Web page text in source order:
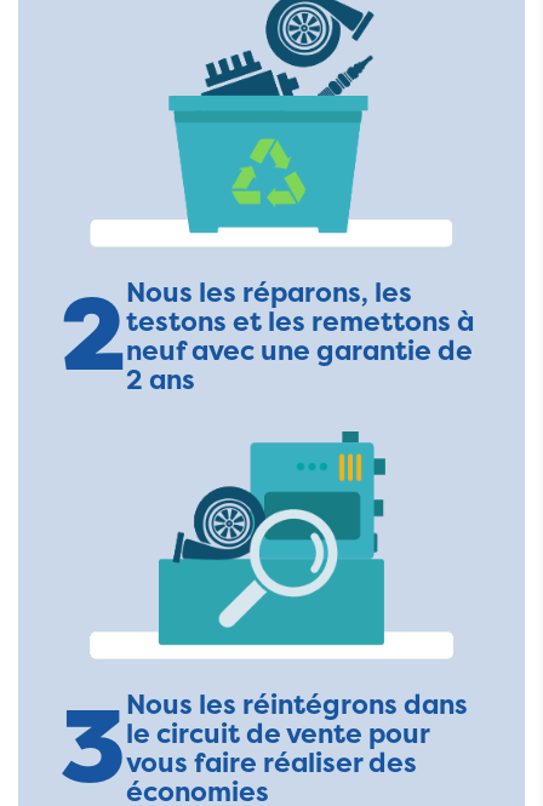
2Nous les réparons, les
testons et les remettons à
neuf avec une garantie de
2 ans
3Nous les réintégrons dans
le circuit de vente pour
vous faire réaliser des
économies